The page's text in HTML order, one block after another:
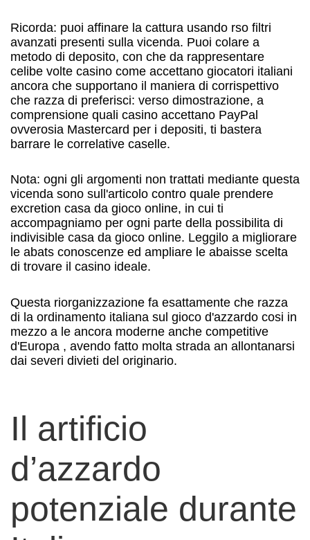
Ricorda: puoi affinare la cattura usando rso filtri
avanzati presenti sulla vicenda. Puoi colare a
metodo di deposito, con che da rappresentare
celibe volte casino come accettano giocatori italiani
ancora che supportano il maniera di corrispettivo
che razza di preferisci: verso dimostrazione, a
comprensione quali casino accettano PayPal
ovverosia Mastercard per i depositi, ti bastera
barrare le correlative caselle.
Nota: ogni gli argomenti non trattati mediante questa
vicenda sono sull'articolo contro quale prendere
excretion casa da gioco online, in cui ti
accompagniamo per ogni parte della possibilita di
indivisible casa da gioco online. Leggilo a migliorare
le abats conoscenze ed ampliare le abaisse scelta
di trovare il casino ideale.
Questa riorganizzazione fa esattamente che razza
di la ordinamento italiana sul gioco d'azzardo cosi in
mezzo a le ancora moderne anche competitive
d'Europa , avendo fatto molta strada an allontanarsi
dai severi divieti del originario.
Il artificio
d’azzardo
potenziale durante